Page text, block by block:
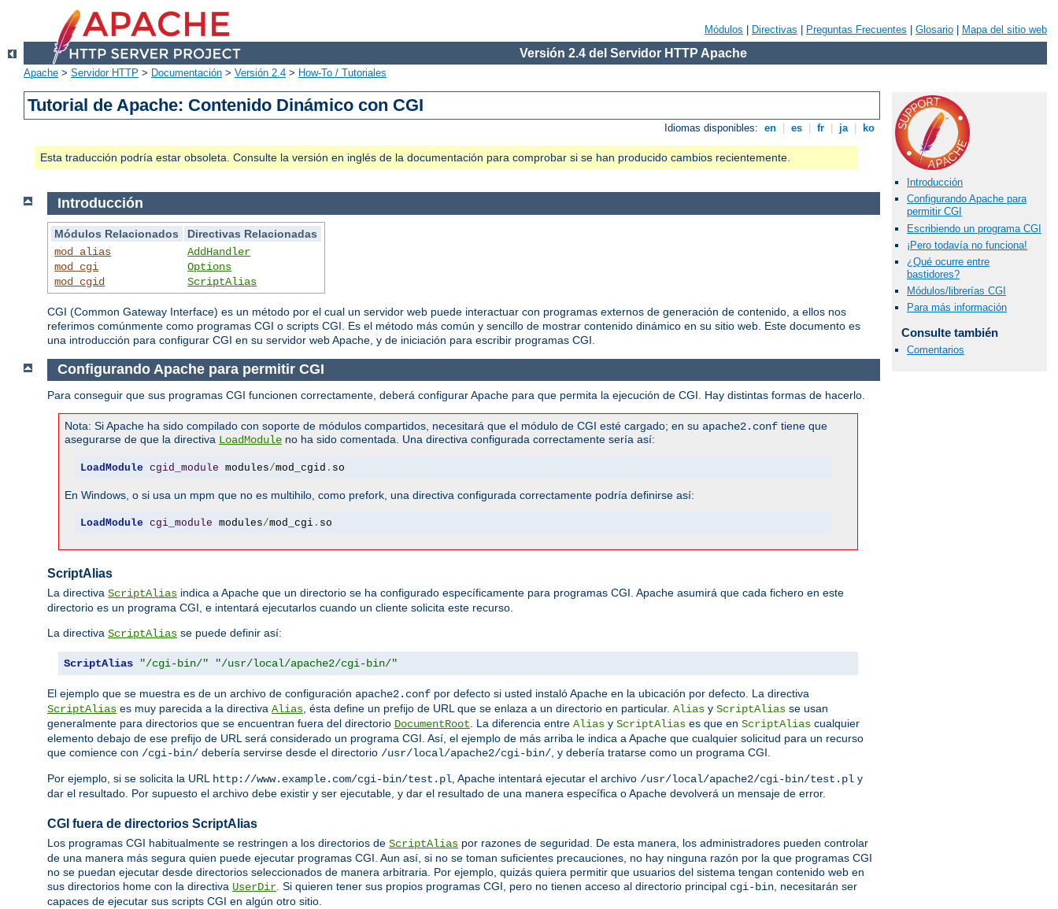
Módulos Directivas Preguntas Frecuentes Glosario Mapa del sitio web
Versión 2.4 del Servidor HTTP Apache
Apache > Servidor HTTP > Documentación > Versión 2.4 > How-To / Tutoriales
Tutorial de Apache: Contenido Dinámico con CGI
Idiomas disponibles: en es fr ja ko
Esta traducción podría estar obsoleta. Consulte la versión en inglés de la documentación para comprobar si se han producido cambios recientemente.
Introducción
Configurando Apache para
permitir CGI
Escribiendo un programa CGI
¡Pero todavía no funciona!
¿Qué ocurre entre
bastidores?
Módulos/librerías CGI
Para más información
Consulte también
Comentarios
Introducción
Módulos Relacionados
Directivas Relacionadas
mod_alias
mod_cgi
mod_cgid
AddHandler
Options
ScriptAlias
CGI (Common Gateway Interface) es un método por el cual un servidor web puede interactuar con programas externos de generación de contenido, a ellos nos
referimos comúnmente como programas CGI o scripts CGI. Es el método más común y sencillo de mostrar contenido dinámico en su sitio web. Este documento es
una introducción para configurar CGI en su servidor web Apache, y de iniciación para escribir programas CGI.
Configurando Apache para permitir CGI
Para conseguir que sus programas CGI funcionen correctamente, deberá configurar Apache para que permita la ejecución de CGI. Hay distintas formas de hacerlo.
Nota: Si Apache ha sido compilado con soporte de módulos compartidos, necesitará que el módulo de CGI esté cargado; en su apache2.conf tiene que
asegurarse de que la directiva LoadModule no ha sido comentada. Una directiva configurada correctamente sería así:
LoadModule cgid_module modules/mod_cgid . so
En Windows, o si usa un mpm que no es multihilo, como prefork, una directiva configurada correctamente podría definirse así:
LoadModule cgi_module modules/mod_cgi. so
ScriptAlias
La directiva ScriptAlias indica a Apache que un directorio se ha configurado específicamente para programas CGI. Apache asumirá que cada fichero en este
directorio es un programa CGI, e intentará ejecutarlos cuando un cliente solicita este recurso.
La directiva ScriptAlias se puede definir así:
ScriptAlias "/cgi-bin/" "/usr/local/apache2/cgi-bin/"
El ejemplo que se muestra es de un archivo de configuración apache2.conf por defecto si usted instaló Apache en la ubicación por defecto. La directiva
ScriptAlias es muy parecida a la directiva Alias, ésta define un prefijo de URL que se enlaza a un directorio en particular. Alias y ScriptAlias se usan
generalmente para directorios que se encuentran fuera del directorio DocumentRoot. La diferencia entre Alias y ScriptAlias es que en ScriptAlias cualquier
elemento debajo de ese prefijo de URL será considerado un programa CGI. Así, el ejemplo de más arriba le indica a Apache que cualquier solicitud para un recurso
que comience con /cgi-bin/ debería servirse desde el directorio /usr/local/apache2/cgi-bin/, y debería tratarse como un programa CGI.
Por ejemplo, si se solicita la URL http://www.example.com/cgi-bin/test.pl, Apache intentará ejecutar el archivo /usr/local/apache2/cgi-bin/test.pl y
dar el resultado. Por supuesto el archivo debe existir y ser ejecutable, y dar el resultado de una manera específica o Apache devolverá un mensaje de error.
CGI fuera de directorios ScriptAlias
Los programas CGI habitualmente se restringen a los directorios de ScriptAlias por razones de seguridad. De esta manera, los administradores pueden controlar
de una manera más segura quien puede ejecutar programas CGI. Aun así, si no se toman suficientes precauciones, no hay ninguna razón por la que programas CGI
no se puedan ejecutar desde directorios seleccionados de manera arbitraria. Por ejemplo, quizás quiera permitir que usuarios del sistema tengan contenido web en
sus directorios home con la directiva UserDir. Si quieren tener sus propios programas CGI, pero no tienen acceso al directorio principal cgi-bin, necesitarán ser
capaces de ejecutar sus scripts CGI en algún otro sitio.